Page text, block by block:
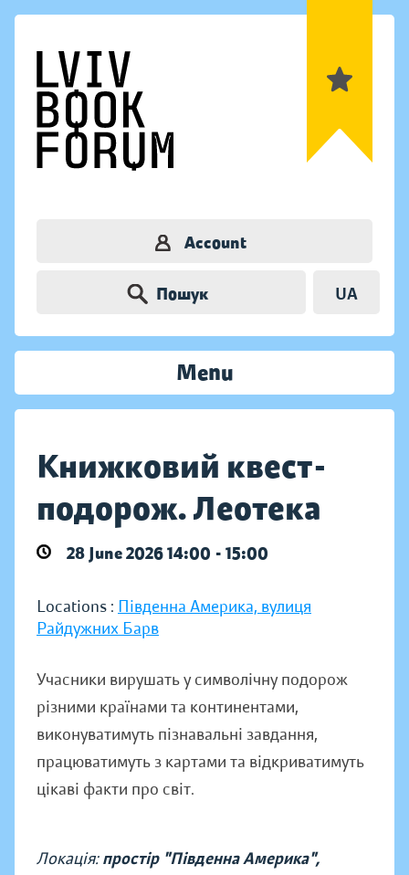
Account
Пошук UA
Menu
Книжковий квест-
подорож. Леотека
28 June 2026 14:00 - 15:00
Locations : Південна Америка, вулиця
Райдужних Барв
Учасники вирушать у символічну подорож
різними країнами та континентами,
виконуватимуть пізнавальні завдання,
працюватимуть з картами та відкриватимуть
цікаві факти про світ.
Локація:простір "Південна Америка",